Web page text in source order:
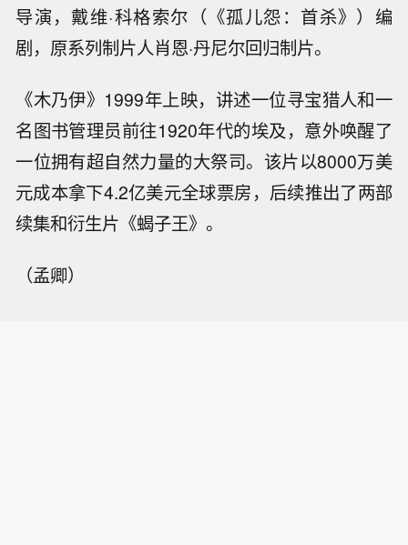
导演，戴维·科格索尔（《孤儿怨：首杀》）编
剧，原系列制片人肖恩·丹尼尔回归制片。
《木乃伊》1999年上映，讲述一位寻宝猎人和一
名图书管理员前往1920年代的埃及，意外唤醒了
一位拥有超自然力量的大祭司。该片以8000万美
元成本拿下4.2亿美元全球票房，后续推出了两部
续集和衍生片《蝎子王》。
（孟卿）